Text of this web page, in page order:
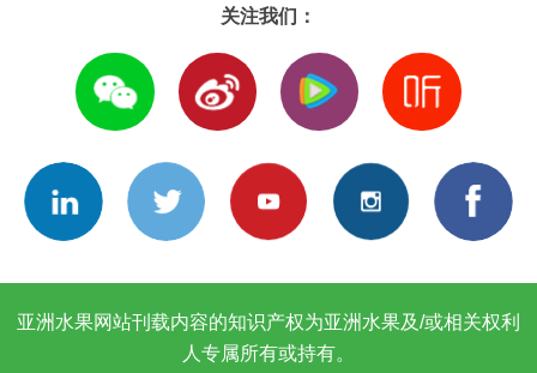
关注我们：
亚洲水果网站刊载内容的知识产权为亚洲水果及/或相关权利
人专属所有或持有。